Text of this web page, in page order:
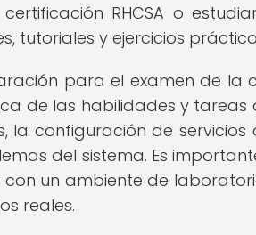
RHCSA o
tutoriales y ejercicios
para el examen de la
de las habilidades y tareas
la configuración de
del sistema. Es
un ambiente de
reales.